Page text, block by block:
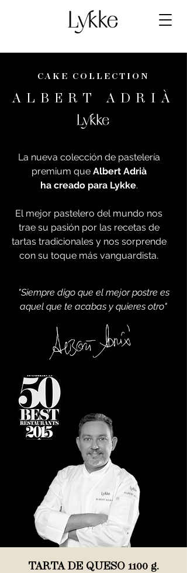
CAKE COLLECTION
ALBERT ADRIÀ
La nueva colección de pastelería
premium que Albert Adrià
ha creado para Lykke.
El mejor pastelero del mundo nos
trae su pasión por las recetas de
tartas tradicionales y nos sorprende
con su toque más vanguardista.
"Siempre digo que el mejor postre es
aquel que te acabas y quieres otro"
TARTA DE QUESO 1100 g.